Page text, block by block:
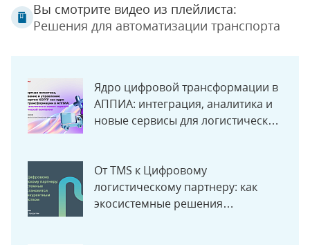
Вы смотрите видео из плейлиста:
Решения для автоматизации транспорта
Ядро цифровой трансформации в
АППИА: интеграция, аналитика и
новые сервисы для логистической
От TMS к Цифровому
логистическому партнеру: как
экосистемные решения